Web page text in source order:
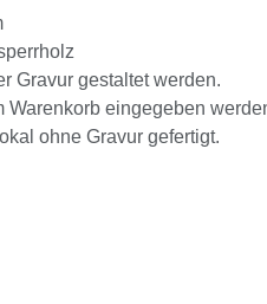
Gravur gestaltet werden.
Warenkorb eingegeben
ohne Gravur gefertigt.